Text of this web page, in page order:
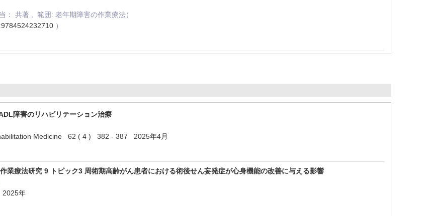
： 共著 , 範囲: 老年期障害の作業療法）
9784524232710 ）
障害のリハビリテーション治療
Medicine 62 ( 4 ) 382 - 387 2025年4月
業療法研究 9 トピック3 周術期高齢がん患者における術後せん妄発症が心身機能の改善に与える影響
年